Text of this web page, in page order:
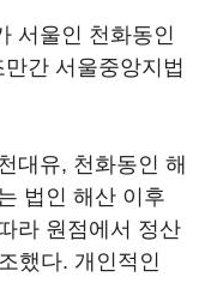
서울인 천화동인
간 서울중앙지법
대유, 천화동인 해
법인 해산 이후
라 원점에서 정산
했다. 개인적인